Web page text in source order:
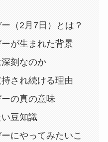
（2月7日）とは？
が生まれた背景
刻なのか
され続ける理由
の真の意味
豆知識
にやってみたいこ